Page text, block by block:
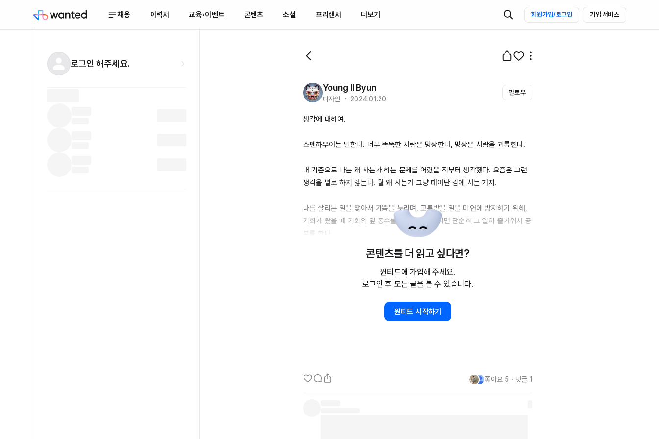
채용 이력서 교육•이벤트 콘텐츠 소셜 프리랜서 더보기 회원가입/로그인 기업 서비스
로그인 해주세요.
Young Il Byun
디자인 ・ 2024.01.20
팔로우
생각에 대하여.
쇼펜하우어는 말한다. 너무 똑똑한 사람은 망상한다, 망상은 사람을 괴롭힌다.
내 기준으로 나는 왜 사는가 하는 문제를 어렸을 적부터 생각했다. 요즘은 그런
생각을 별로 하지 않는다. 뭘 왜 사는가 그냥 태어난 김에 사는 거지.
나를 살리는 일을 찾아서 기쁨을 누리며, 고통받을 일을 미연에 방지하기 위해,
기회가 왔을 때 기회의 앞 통수를 잡기 위해, 아니면 단순히 그 일이 즐거워서 공
부를 한다.
루틴을 만든다. 생각을 지우기 위함이다. 무의식은 의식을 지배하기 때문에 필요
한 것을 계획하고 반복한다. 유명한 운동선수들은 말한다.
그들은 숨을 쉬듯 그들의 루틴대로 살아간다.
콘텐츠를 더 읽고 싶다면?
원티드에 가입해 주세요.
로그인 후 모든 글을 볼 수 있습니다.
원티드 시작하기
좋아요 5 ・ 댓글 1